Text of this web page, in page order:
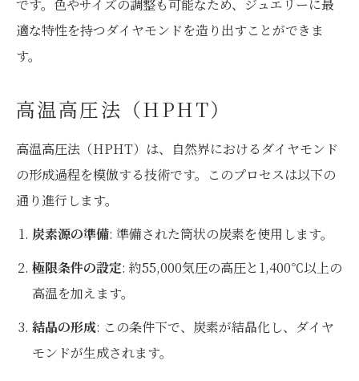
です。色やサイズの調整も可能なため、ジュエリーに最
適な特性を持つダイヤモンドを造り出すことができま
す。
高温高圧法（HPHT）
高温高圧法（HPHT）は、自然界におけるダイヤモンド
の形成過程を模倣する技術です。このプロセスは以下の
通り進行します。
炭素源の準備: 準備された筒状の炭素を使用します。
極限条件の設定: 約55,000気圧の高圧と1,400℃以上の
高温を加えます。
結晶の形成: この条件下で、炭素が結晶化し、ダイヤ
モンドが生成されます。